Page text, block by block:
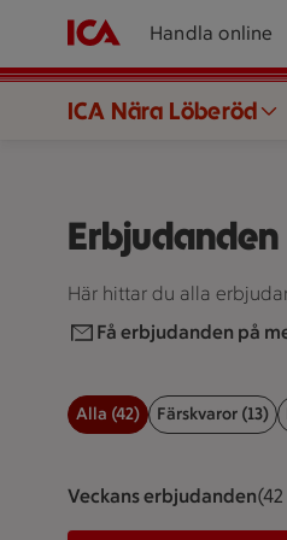
Handla online
ICA Nära Löberöd
Erbjudanden
Här hittar du alla
Få erbjudanden på
Filter för
Alla (42) Färskvaror (13)
Veckans erbjudanden